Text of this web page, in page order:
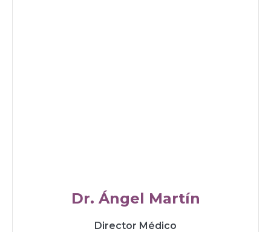
Dr. Ángel Martín
Director Médico